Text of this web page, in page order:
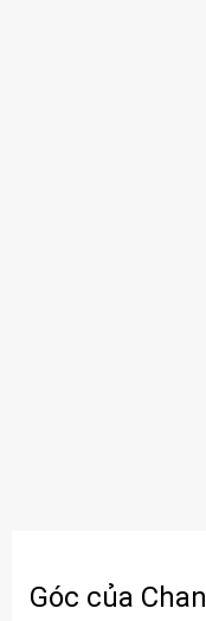
content
Góc của Chan